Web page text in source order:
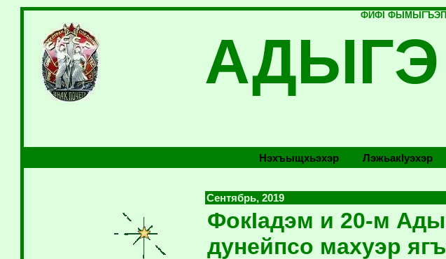
ФИФI
Нэхъыщхьэхэр Лэжьакlуэхэр
Сентябрь, 2019
ФокIадэм и 20-м
дунейпсо махуэр